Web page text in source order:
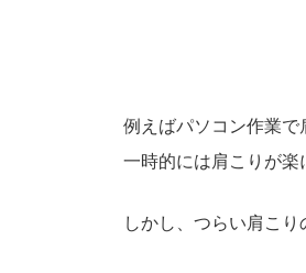
例えばパソコン作業で
一時的には肩こりが楽
しかし、つらい肩こ